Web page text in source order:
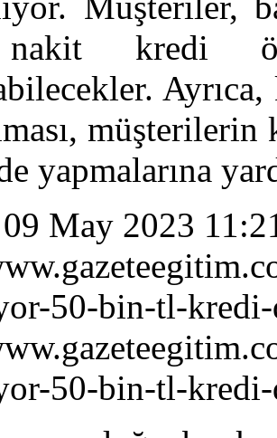
kredi
yapmalarına
May 2023
50-bin-tl-kredi-
50-bin-tl-kredi-